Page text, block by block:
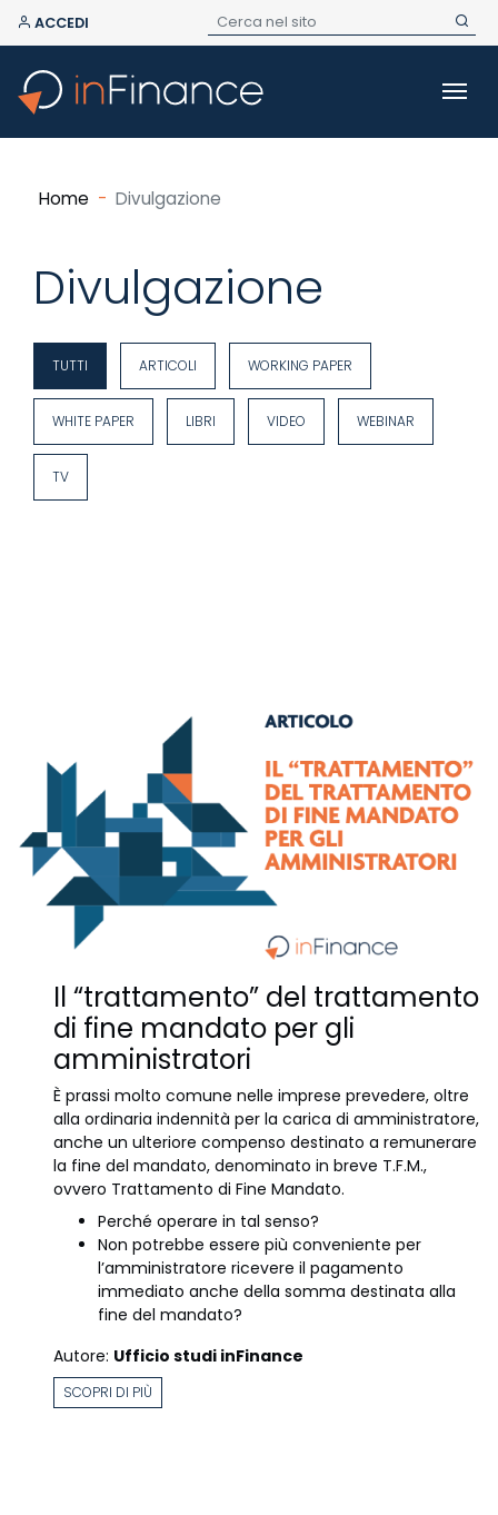
ACCEDI
Home Divulgazione
Divulgazione
TUTTI ARTICOLI WORKING PAPER
WHITE PAPER LIBRI VIDEO WEBINAR
TV
Il “trattamento” del trattamento
di fine mandato per gli
amministratori
È prassi molto comune nelle imprese prevedere, oltre
alla ordinaria indennità per la carica di amministratore,
anche un ulteriore compenso destinato a remunerare
la fine del mandato, denominato in breve T.F.M.,
ovvero Trattamento di Fine Mandato.
Perché operare in tal senso?
Non potrebbe essere più conveniente per
l’amministratore ricevere il pagamento
immediato anche della somma destinata alla
fine del mandato?
Autore: Ufficio studi inFinance
SCOPRI DI PIÙ